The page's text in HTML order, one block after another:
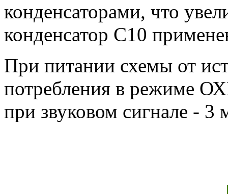
конденсаторами, что
конденсатор С10
При питании схемы от
потребления в режиме
при звуковом сигнале - 3